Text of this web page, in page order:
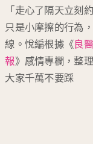
「走心了隔天立刻
只是小摩擦的行為
線。悅編根據《良
報》感情專欄，整
大家千萬不要踩